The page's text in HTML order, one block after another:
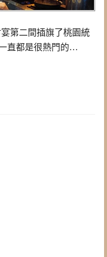
第二間插旗了桃園統
直都是很熱門的…